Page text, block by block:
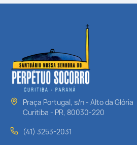
Praça Portugal, s/n - Alto da Glória
Curitiba - PR, 80030-220
(41) 3253-2031